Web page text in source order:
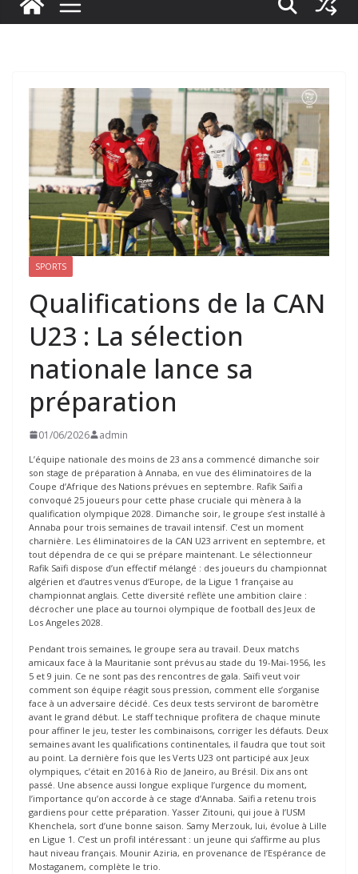
SPORTS
Qualifications de la CAN
U23 : La sélection
nationale lance sa
préparation
01/06/2026 admin
L’équipe nationale des moins de 23 ans a commencé dimanche soir
son stage de préparation à Annaba, en vue des éliminatoires de la
Coupe d’Afrique des Nations prévues en septembre. Rafik Saïfi a
convoqué 25 joueurs pour cette phase cruciale qui mènera à la
qualification olympique 2028. Dimanche soir, le groupe s’est installé à
Annaba pour trois semaines de travail intensif. C’est un moment
charnière. Les éliminatoires de la CAN U23 arrivent en septembre, et
tout dépendra de ce qui se prépare maintenant. Le sélectionneur
Rafik Saïfi dispose d’un effectif mélangé : des joueurs du championnat
algérien et d’autres venus d’Europe, de la Ligue 1 française au
championnat anglais. Cette diversité reflète une ambition claire :
décrocher une place au tournoi olympique de football des Jeux de
Los Angeles 2028.
Pendant trois semaines, le groupe sera au travail. Deux matchs
amicaux face à la Mauritanie sont prévus au stade du 19-Mai-1956, les
5 et 9 juin. Ce ne sont pas des rencontres de gala. Saïfi veut voir
comment son équipe réagit sous pression, comment elle s’organise
face à un adversaire décidé. Ces deux tests serviront de baromètre
avant le grand début. Le staff technique profitera de chaque minute
pour affiner le jeu, tester les combinaisons, corriger les défauts. Deux
semaines avant les qualifications continentales, il faudra que tout soit
au point. La dernière fois que les Verts U23 ont participé aux Jeux
olympiques, c’était en 2016 à Rio de Janeiro, au Brésil. Dix ans ont
passé. Une absence aussi longue explique l’urgence du moment,
l’importance qu’on accorde à ce stage d’Annaba. Saïfi a retenu trois
gardiens pour cette préparation. Yasser Zitouni, qui joue à l’USM
Khenchela, sort d’une bonne saison. Samy Merzouk, lui, évolue à Lille
en Ligue 1. C’est un profil intéressant : un jeune qui s’affirme au plus
haut niveau français. Mounir Aziria, en provenance de l’Espérance de
Mostaganem, complète le trio.